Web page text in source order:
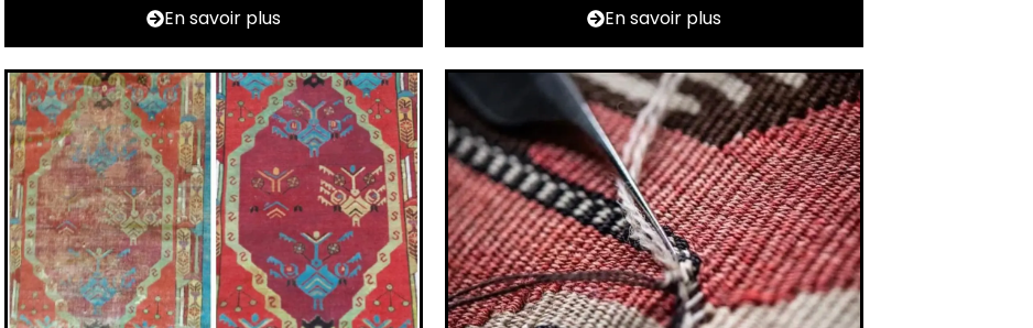
En savoir plus En savoir plus